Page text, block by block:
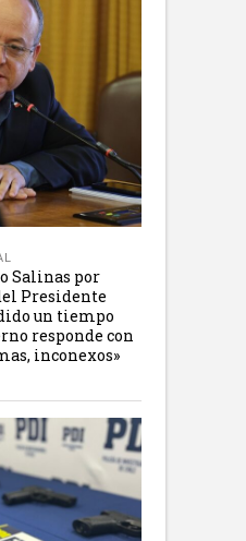
Salinas por
Presidente
un tiempo
responde con
inconexos»